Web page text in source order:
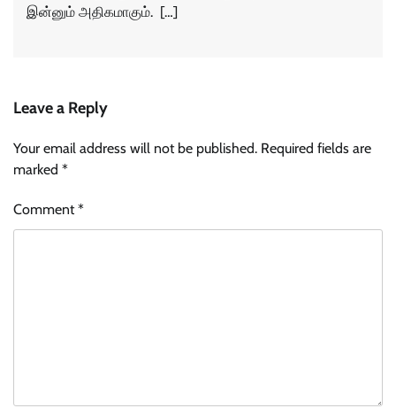
இன்னும் அதிகமாகும். […]
Leave a Reply
Your email address will not be published. Required fields are
marked *
Comment*